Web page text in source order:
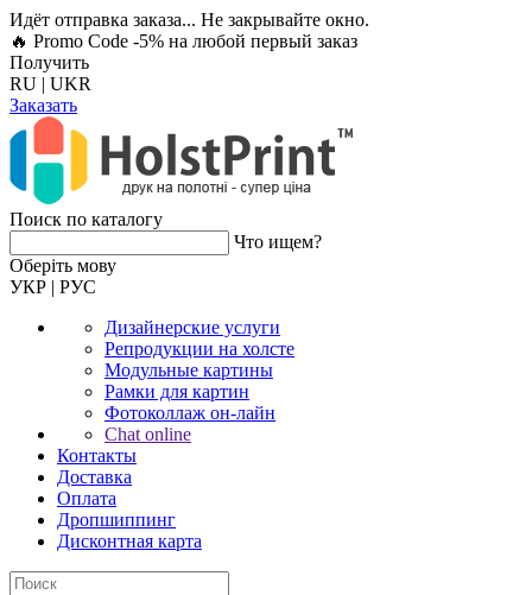
Идёт отправка заказа... Не закрывайте окно.
🔥 Promo Code -5% на любой первый заказ
Получить
RU | UKR
Заказать
Поиск по каталогу
Что ищем?
Оберiть мову
УКР | РУС
Дизайнерские услуги
Репродукции на холсте
Модульные картины
Рамки для картин
Фотоколлаж он-лайн
Chat online
Контакты
Доставка
Оплата
Дропшиппинг
Дисконтная карта